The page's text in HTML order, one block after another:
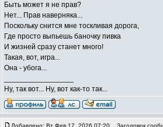
Быть может я не прав?
Нет... Прав наверняка...
Поскольку снится мне тоскливая дорога,
Где просто выпьешь баночку пивка
И жизней сразу станет много!
Такая, вот, игра...
Она - убога...
Ну, так вот... Ну, вот как-то так...
Добавлено: Вт Фев 17, 2026 07:20 Заголовок